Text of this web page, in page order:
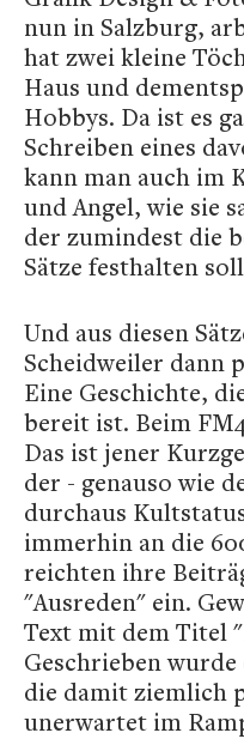
nun in Salzburg,
hat zwei kleine
Haus und
Hobbys. Da ist es
Schreiben eines
kann man auch im
und Angel, wie sie
der zumindest die
Sätze festhalten
Und aus diesen
Scheidweiler dann
Eine Geschichte,
bereit ist. Beim
Das ist jener
der - genauso wie
durchaus
immerhin an die
reichten ihre
"Ausreden" ein.
Text mit dem Titel
Geschrieben
die damit ziemlich
unerwartet im